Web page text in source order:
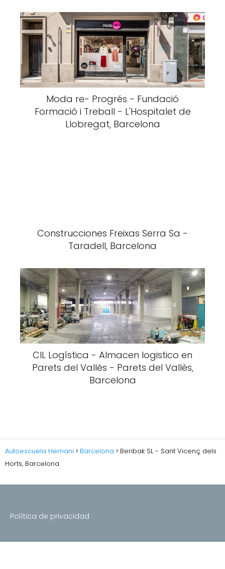
Moda re- Progrés - Fundació
Formació i Treball - L'Hospitalet de
Llobregat, Barcelona
Construcciones Freixas Serra Sa -
Taradell, Barcelona
CIL Logística - Almacen logistico en
Parets del Vallès - Parets del Vallès,
Barcelona
Autoescuela Hernani Barcelona
Beribak SL - Sant Vicenç dels
Horts, Barcelona
Política de privacidad